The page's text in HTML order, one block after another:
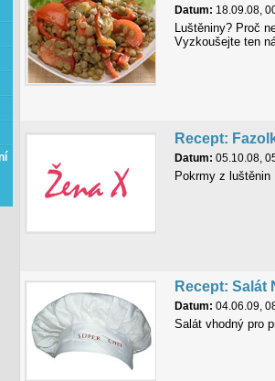
Datum: 18.09.08,
Luštěniny? Proč
Vyzkoušejte ten
Recept:
Datum: 05.10.08,
Pokrmy z luštěnin
Recept: Salát
Datum: 04.06.09,
Salát vhodný pro